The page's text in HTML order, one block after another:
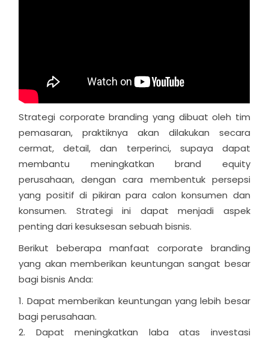
Strategi corporate branding yang dibuat oleh tim
pemasaran, praktiknya akan dilakukan secara
cermat, detail, dan terperinci, supaya dapat
membantu meningkatkan brand equity
perusahaan, dengan cara membentuk persepsi
yang positif di pikiran para calon konsumen dan
konsumen. Strategi ini dapat menjadi aspek
penting dari kesuksesan sebuah bisnis.
Berikut beberapa manfaat corporate branding
yang akan memberikan keuntungan sangat besar
bagi bisnis Anda:
Dapat memberikan keuntungan yang lebih besar
bagi perusahaan.
Dapat meningkatkan laba atas investasi